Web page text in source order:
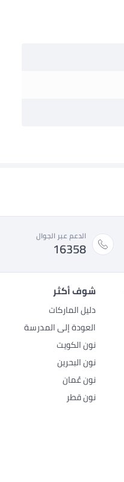
الدعم عبر الجوال
16358
شوف أكثر
دليل الماركات
العودة إلى المدرسة
نون الكويت
نون البحرين
نون عُمان
نون قطر